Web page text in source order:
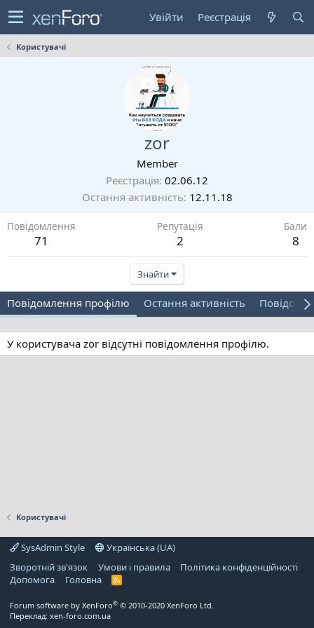
Увійти Реєстрація
Користувачі
zor
Member
Реєстрація 02.06.12
Остання активність 12.11.18
Повідомлення
71
Репутація
2
Бали
8
Знайти
Повідомлення профілю Остання активність
У користувача zor відсутні повідомлення профілю.
Користувачі
SysAdmin Style
Українська (UA)
Зворотній зв'язок
Умови і правила
Політика конфіденційності
Дoпoмoга
Головна
R
Forum software by XenForo® © 2010-2020 XenForo Ltd.
Переклад: xen-foro.com.ua